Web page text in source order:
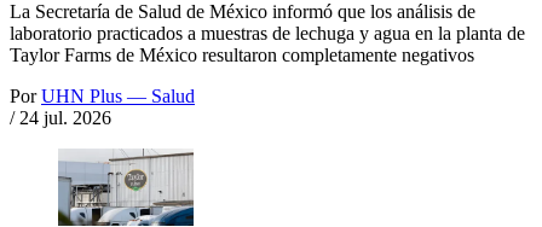
La Secretaría de Salud de México informó que los análisis de
laboratorio practicados a muestras de lechuga y agua en la planta de
Taylor Farms de México resultaron completamente negativos
Por UHN Plus — Salud
/ 24 jul. 2026